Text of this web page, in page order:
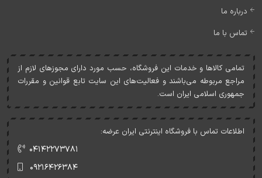
درباره ما
تماس با ما
تمامی کالاها و خدمات اين فروشگاه، حسب مورد دارای مجوزهای لازم از
مراجع مربوطه می‌باشند و فعاليت‌های اين سايت تابع قوانين و مقررات
جمهوری اسلامی ايران است.
اطلاعات تماس با فروشگاه اینترنتی ایران عرضه:
۰۴۱۴۲۲۷۳۷۸۱
۰۹۲۱۶۴۲۶۳۸۴